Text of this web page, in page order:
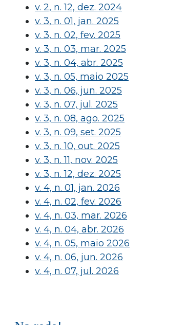
v. 2, n. 12, dez. 2024
v. 3, n. 01, jan. 2025
v. 3, n. 02, fev. 2025
v. 3, n. 03, mar. 2025
v. 3, n. 04, abr. 2025
v. 3, n. 05, maio 2025
v. 3, n. 06, jun. 2025
v. 3, n. 07, jul. 2025
v. 3, n. 08, ago. 2025
v. 3, n. 09, set. 2025
v. 3, n. 10, out. 2025
v. 3, n. 11, nov. 2025
v. 3, n. 12, dez. 2025
v. 4, n. 01, jan. 2026
v. 4, n. 02, fev. 2026
v. 4, n. 03, mar. 2026
v. 4, n. 04, abr. 2026
v. 4, n. 05, maio 2026
v. 4, n. 06, jun. 2026
v. 4, n. 07, jul. 2026